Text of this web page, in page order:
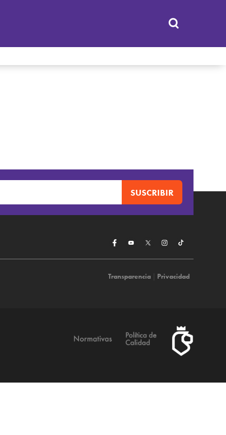
Transparencia| Privacidad